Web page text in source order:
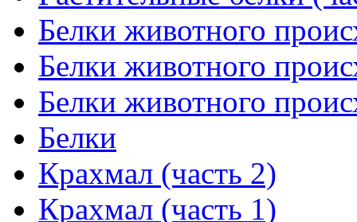
Белки животного
Белки животного
Белки животного
Белки
Крахмал (часть 2)
Крахмал (часть 1)